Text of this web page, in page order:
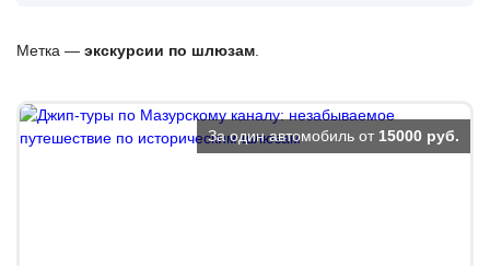
Метка — экскурсии по шлюзам
За один автомобиль от 15000 руб.